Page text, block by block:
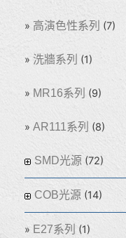
高演色性系列 (7)
洗牆系列 (1)
MR16系列 (9)
AR111系列 (8)
SMD光源 (72)
COB光源 (14)
E27系列 (1)